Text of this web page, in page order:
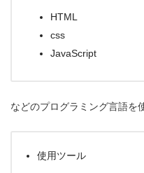
HTML
css
JavaScript
などのプログラミング言語を
使用ツール